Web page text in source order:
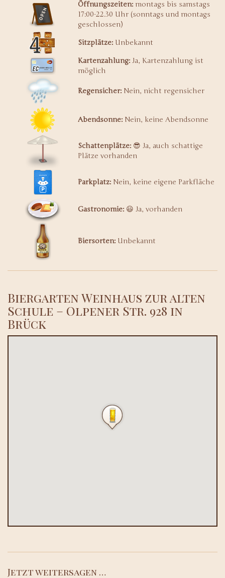
Öffnungszeiten: montags bis samstags
17:00-22.30 Uhr (sonntags und montags
geschlossen)
Sitzplätze: Unbekannt
Kartenzahlung: Ja, Kartenzahlung ist
möglich
Regensicher: Nein, nicht regensicher
Abendsonne: Nein, keine Abendsonne
Schattenplätze: 😎 Ja, auch schattige
Plätze vorhanden
Parkplatz: Nein, keine eigene Parkfläche
Gastronomie: 😃 Ja, vorhanden
Biersorten: Unbekannt
Biergarten Weinhaus zur alten
Schule – Olpener Str. 928 in
Brück
Jetzt weitersagen …